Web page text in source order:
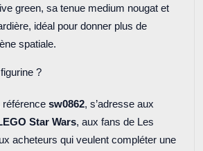
green, sa tenue medium nougat et
idéal pour donner plus de
spatiale.
?
référence sw0862, s’adresse aux
Star Wars, aux fans de Les
acheteurs qui veulent compléter une